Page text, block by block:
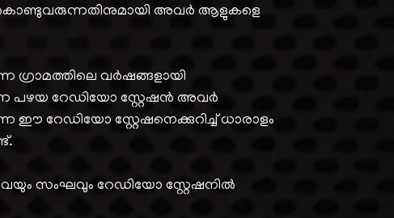
അവർ ആളുകളെ
ഗ്രാമത്തിലെ വർഷങ്ങളായി
പഴയ റേഡിയോ സ്റ്റേഷൻ അവർ
ഈ റേഡിയോ സ്റ്റേഷനെക്കുറിച്ച് ധാരാളം
സംഘവും റേഡിയോ സ്റ്റേഷനിൽ